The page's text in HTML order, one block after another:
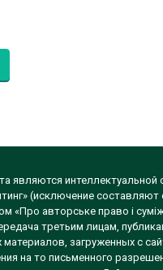
являются
(исключение
«Про авторське право і
третьим лицам,
загруженных с
на то письменного